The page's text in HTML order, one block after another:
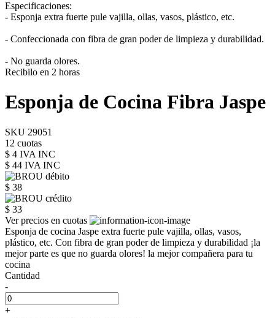
Especificaciones:
- Esponja extra fuerte pule vajilla, ollas, vasos, plástico, etc.
- Confeccionada con fibra de gran poder de limpieza y durabilidad.
- No guarda olores.
Recibilo en 2 horas
Esponja de Cocina Fibra Jaspe
SKU 29051
12 cuotas
$ 4 IVA INC
$ 44 IVA INC
$ 38
$ 33
Ver precios en cuotas
Esponja de cocina Jaspe extra fuerte pule vajilla, ollas, vasos,
plástico, etc. Con fibra de gran poder de limpieza y durabilidad ¡la
mejor parte es que no guarda olores! la mejor compañera para tu
cocina
Cantidad
-
+